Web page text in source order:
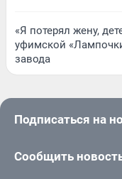
«Я потерял жену,
уфимской
завода
Подписаться на
Сообщить